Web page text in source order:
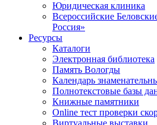
Юридическая клиника
Всероссийские
Россия»
Ресурсы
Каталоги
Электронная библиотека
Память Вологды
Календарь
Полнотекстовые базы
Книжные памятники
Online тест проверки
Виртуальные выставки